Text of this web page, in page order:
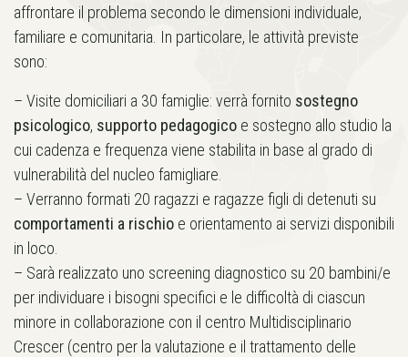
affrontare il problema secondo le dimensioni individuale,
familiare e comunitaria. In particolare, le attività previste
sono:
– Visite domiciliari a 30 famiglie: verrà fornito sostegno
psicologico, supporto pedagogico e sostegno allo studio la
cui cadenza e frequenza viene stabilita in base al grado di
vulnerabilità del nucleo famigliare.
– Verranno formati 20 ragazzi e ragazze figli di detenuti su
comportamenti a rischio e orientamento ai servizi disponibili
in loco.
– Sarà realizzato uno screening diagnostico su 20 bambini/e
per individuare i bisogni specifici e le difficoltà di ciascun
minore in collaborazione con il centro Multidisciplinario
Crescer (centro per la valutazione e il trattamento delle